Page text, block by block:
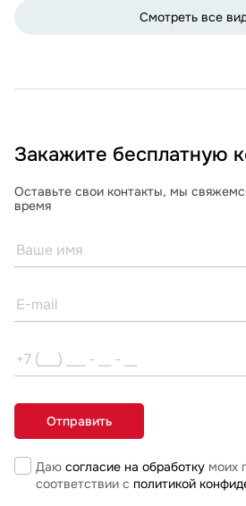
Смотреть все
Закажите бесплатную
Оставьте свои контакты, мы
время
Даю согласие на обработкумоих
соответствии с политикой